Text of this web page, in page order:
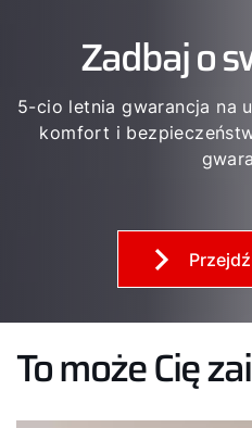
Zadbaj o
5-cio letnia gwarancja na
komfort i
To może Cię